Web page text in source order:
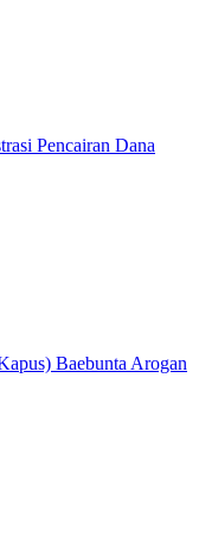
Pencairan Dana
Baebunta Arogan